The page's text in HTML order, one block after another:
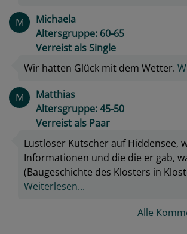
M
Michaela
Altersgruppe: 60-65
Verreist als Single
Wir hatten Glück mit dem Wetter.
M
Matthias
Altersgruppe: 45-50
Verreist als Paar
Lustloser Kutscher auf Hiddensee,
Informationen und die die er gab,
(Baugeschichte des Klosters in
Weiterlesen...
Alle